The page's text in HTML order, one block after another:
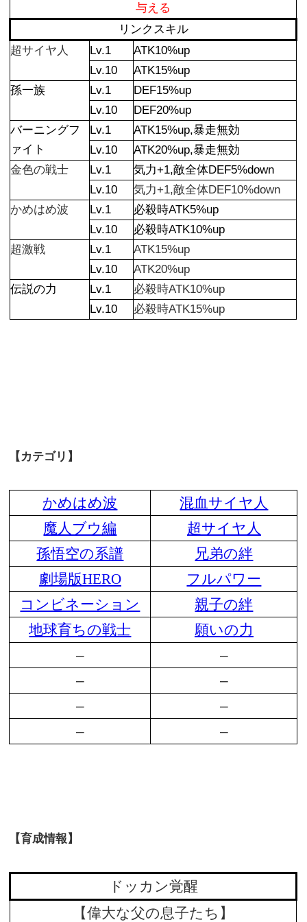
与える
リンクスキル
超サイヤ人
Lv.1
ATK10%up
Lv.10
ATK15%up
孫一族
Lv.1
DEF15%up
Lv.10
DEF20%up
バーニングフ
ァイト
Lv.1
ATK15%up,暴走無効
Lv.10
ATK20%up,暴走無効
金色の戦士
Lv.1
気力+1,敵全体DEF5%down
Lv.10
気力+1,敵全体DEF10%down
かめはめ波
Lv.1
必殺時ATK5%up
Lv.10
必殺時ATK10%up
超激戦
Lv.1
ATK15%up
Lv.10
ATK20%up
伝説の力
Lv.1
必殺時ATK10%up
Lv.10
必殺時ATK15%up
【カテゴリ】
かめはめ波
混血サイヤ人
魔人ブウ編
超サイヤ人
孫悟空の系譜
兄弟の絆
劇場版HERO
フルパワー
コンビネーション
親子の絆
地球育ちの戦士
願いの力
–
–
–
–
–
–
–
–
【育成情報】
ドッカン覚醒
【偉大な父の息子たち】